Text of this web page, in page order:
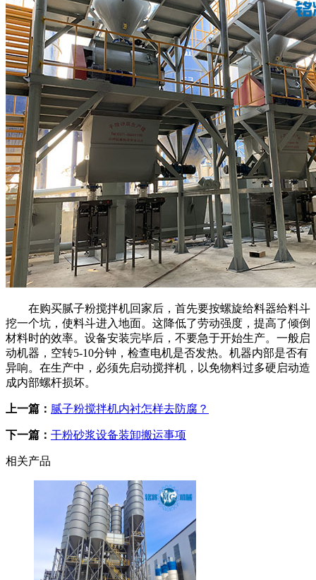
在购买腻子粉搅拌机回家后，首先要按螺旋给料器给料斗
挖一个坑，使料斗进入地面。这降低了劳动强度，提高了倾倒
材料时的效率。设备安装完毕后，不要急于开始生产。一般启
动机器，空转5-10分钟，检查电机是否发热。机器内部是否有
异响。在生产中，必须先启动搅拌机，以免物料过多硬启动造
成内部螺杆损坏。
上一篇： 腻子粉搅拌机内衬怎样去防腐？
下一篇： 干粉砂浆设备装卸搬运事项
相关产品